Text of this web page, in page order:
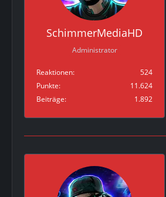
SchimmerMediaHD
Administrator
Reaktionen
524
Punkte
11.624
Beiträge
1.892